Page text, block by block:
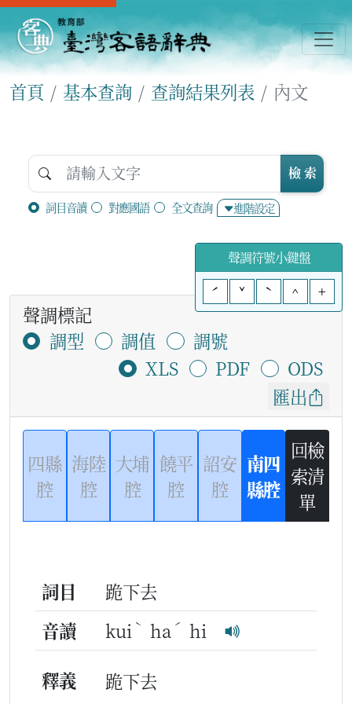
首頁 基本查詢 查詢結果列表 內文
詞目音讀 對應國語 全文查詢 進階設定
檢 索
聲調符號小鍵盤
ˊ
ˇ ˋ ^ +
聲調標記
調型
調值
調號
XLS
PDF
ODS
匯出
四縣
腔
海陸
腔
大埔
腔
饒平
腔
詔安
腔
南四
縣腔
回檢
索清
單
詞目
跪下去
音讀
kui ˋ ha ˊ hi
釋義
跪下去